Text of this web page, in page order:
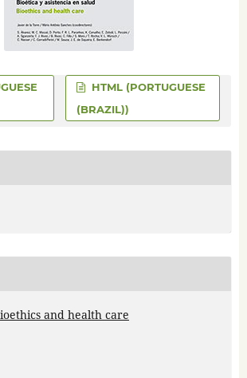
HTML (PORTUGUESE
(BRAZIL))
and health care